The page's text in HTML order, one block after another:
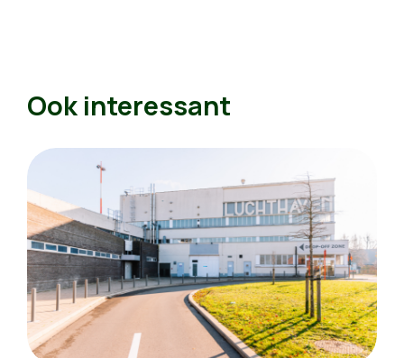
Ook interessant